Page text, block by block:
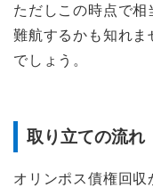
ただしこの時点で相
難航するかも知れま
でしょう。
取り立ての流れ
オリンポス債権回